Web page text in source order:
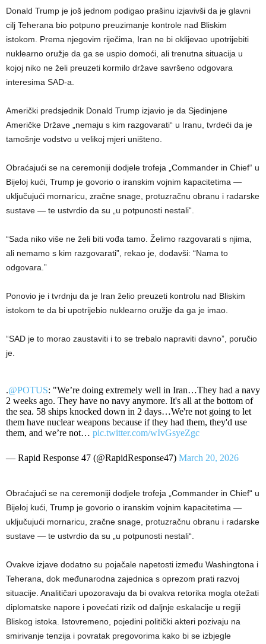
Donald Trump je još jednom podigao prašinu izjavivši da je glavni
cilj Teherana bio potpuno preuzimanje kontrole nad Bliskim
istokom. Prema njegovim riječima, Iran ne bi oklijevao upotrijebiti
nuklearno oružje da ga se uspio domoći, ali trenutna situacija u
kojoj niko ne želi preuzeti kormilo države savršeno odgovara
interesima SAD-a.
Američki predsjednik Donald Trump izjavio je da Sjedinjene
Američke Države „nemaju s kim razgovarati“ u Iranu, tvrdeći da je
tamošnje vodstvo u velikoj mjeri uništeno.
Obraćajući se na ceremoniji dodjele trofeja „Commander in Chief“ u
Bijeloj kući, Trump je govorio o iranskim vojnim kapacitetima —
uključujući mornaricu, zračne snage, protuzračnu obranu i radarske
sustave — te ustvrdio da su „u potpunosti nestali“.
“Sada niko više ne želi biti vođa tamo. Želimo razgovarati s njima,
ali nemamo s kim razgovarati”, rekao je, dodavši: “Nama to
odgovara.”
Ponovio je i tvrdnju da je Iran želio preuzeti kontrolu nad Bliskim
istokom te da bi upotrijebio nuklearno oružje da ga je imao.
“SAD je to morao zaustaviti i to se trebalo napraviti davno”, poručio
je.
.@POTUS: "We’re doing extremely well in Iran…They had a navy
2 weeks ago. They have no navy anymore. It's all at the bottom of
the sea. 58 ships knocked down in 2 days…We're not going to let
them have nuclear weapons because if they had them, they'd use
them, and we’re not… pic.twitter.com/wIvGsyeZgc
— Rapid Response 47 (@RapidResponse47) March 20, 2026
Obraćajući se na ceremoniji dodjele trofeja „Commander in Chief“ u
Bijeloj kući, Trump je govorio o iranskim vojnim kapacitetima —
uključujući mornaricu, zračne snage, protuzračnu obranu i radarske
sustave — te ustvrdio da su „u potpunosti nestali“.
Ovakve izjave dodatno su pojačale napetosti između Washingtona i
Teherana, dok međunarodna zajednica s oprezom prati razvoj
situacije. Analitičari upozoravaju da bi ovakva retorika mogla otežati
diplomatske napore i povećati rizik od daljnje eskalacije u regiji
Bliskog istoka. Istovremeno, pojedini politički akteri pozivaju na
smirivanje tenzija i povratak pregovorima kako bi se izbjegle